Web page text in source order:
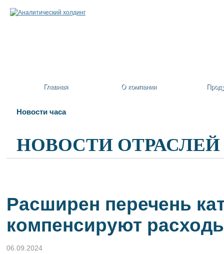
Главная О компании
Новости часа
НОВОСТИ ОТРАСЛЕЙ
Расширен перечень
компенсируют
06.09.2024